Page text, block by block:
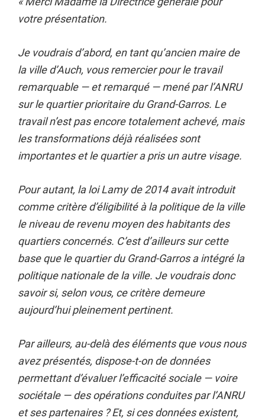
votre présentation.
Je voudrais d’abord, en tant qu’ancien maire de
la ville d’Auch, vous remercier pour le travail
remarquable — et remarqué — mené par l’ANRU
sur le quartier prioritaire du Grand-Garros. Le
travail n’est pas encore totalement achevé, mais
les transformations déjà réalisées sont
importantes et le quartier a pris un autre visage.
Pour autant, la loi Lamy de 2014 avait introduit
comme critère d’éligibilité à la politique de la ville
le niveau de revenu moyen des habitants des
quartiers concernés. C’est d’ailleurs sur cette
base que le quartier du Grand-Garros a intégré la
politique nationale de la ville. Je voudrais donc
savoir si, selon vous, ce critère demeure
aujourd’hui pleinement pertinent.
Par ailleurs, au-delà des éléments que vous nous
avez présentés, dispose-t-on de données
permettant d’évaluer l’efficacité sociale — voire
sociétale — des opérations conduites par l’ANRU
et ses partenaires ? Et, si ces données existent,